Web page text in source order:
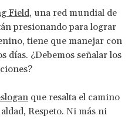
Field, una red mundial de
presionando para lograr
tiene que manejar con
días. ¿Debemos señalar los
que resalta el camino
Respeto. Ni más ni